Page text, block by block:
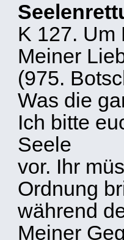
K 127. Um
Meiner
(975.
Was die
Ich bitte
Seele
vor. Ihr
Ordnung
während
Meiner